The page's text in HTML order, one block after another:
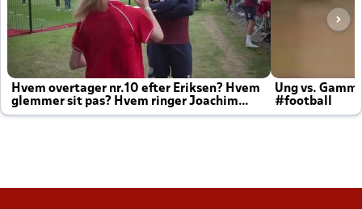
Hvem overtager nr.10 efter Eriksen? Hvem
glemmer sit pas? Hvem ringer Joachim
altid til efter kampe?
Ung vs.
#football